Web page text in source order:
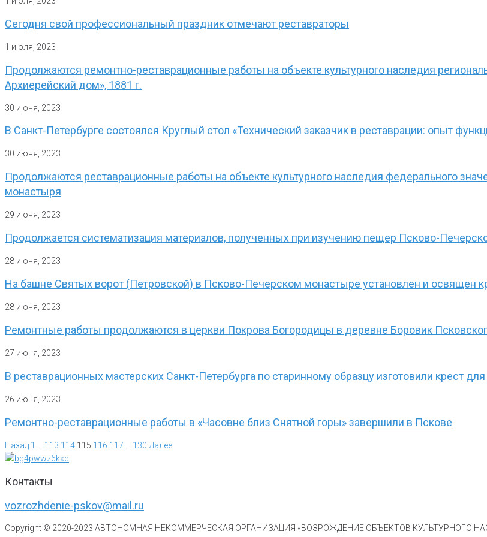
Сегодня свой профессиональный праздник отмечают реставраторы
1 июля, 2023
Продолжаются ремонтно-реставрационные работы на объекте культурного наследия
Архиерейский дом», 1881 г.
30 июня, 2023
В Санкт-Петербурге состоялся Круглый стол «Технический заказчик в реставрации: опыт
30 июня, 2023
Продолжаются реставрационные работы на объекте культурного наследия федерального
монастыря
29 июня, 2023
Продолжается систематизация материалов, полученных при изучению пещер Псково-
28 июня, 2023
На башне Святых ворот (Петровской) в Псково-Печерском монастыре установлен и освящен
28 июня, 2023
Ремонтные работы продолжаются в церкви Покрова Богородицы в деревне Боровик
27 июня, 2023
В реставрационных мастерских Санкт-Петербурга по старинному образцу изготовили крест
26 июня, 2023
Ремонтно-реставрационные работы в «Часовне близ Снятной горы» завершили в Пскове
Назад 1 113 114 115 116 117 130 Далее
Контакты
vozrozhdenie-pskov@mail.ru
Copyright © 2020-2023 АВТОНОМНАЯ НЕКОММЕРЧЕСКАЯ ОРГАНИЗАЦИЯ «ВОЗРОЖДЕНИЕ ОБЪЕКТОВ КУЛЬТУРНОГО